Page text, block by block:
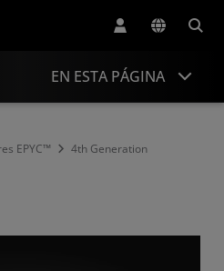
EN ESTA PÁGINA
EPYC™
4th Generation